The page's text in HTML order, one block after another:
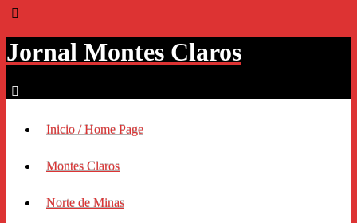
Jornal Montes Claros
Inicio / Home Page
Montes Claros
Norte de Minas